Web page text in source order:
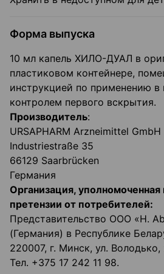
Форма выпуска
10 мл капель ХИЛО-ДУАЛ в
пластиковом контейнере,
инструкцией по применению в
контролем первого вскрытия.
Производитель:
URSAPHARM Arzneimittel GmbH
Industriestraße 35
66129 Saarbrücken
Германия
Организация,
претензии от потребителей:
Представительство ООО «H.
(Германия) в Республике
220007, г. Минск, ул.
Тел. +375 17 242 11 98.